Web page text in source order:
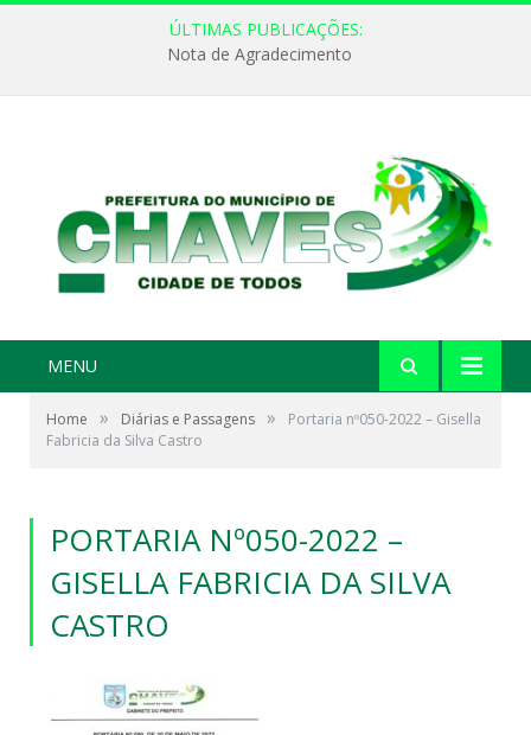
ÚLTIMAS PUBLICAÇÕES:
Nota de Agradecimento
MENU
Home » Diárias e Passagens »
Portaria nº050-2022 – Gisella
Fabricia da Silva Castro
PORTARIA Nº050-2022 –
GISELLA FABRICIA DA SILVA
CASTRO